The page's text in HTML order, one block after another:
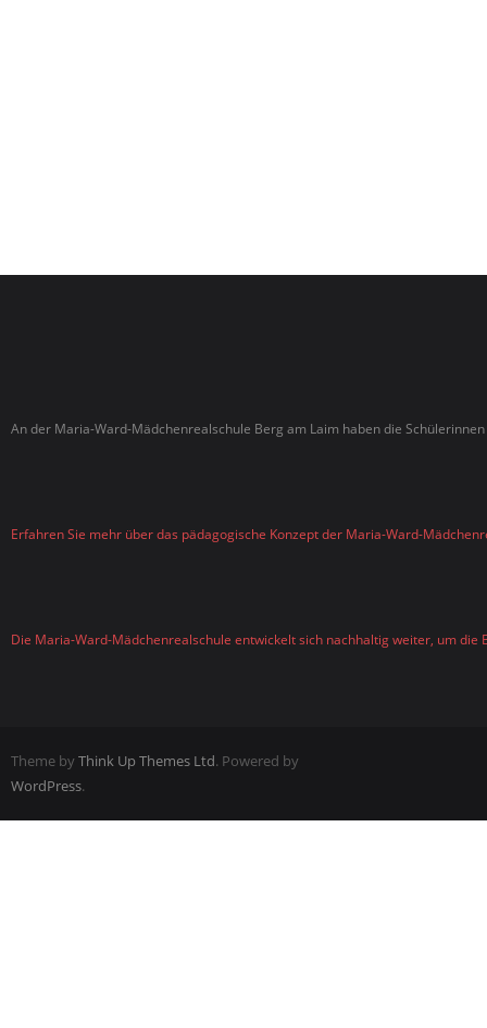
An der Maria-Ward-Mädchenrealschule Berg am Laim haben die
Erfahren Sie mehr über das pädagogische Konzept der Maria-Ward-
Die Maria-Ward-Mädchenrealschule entwickelt sich nachhaltig weiter, um die
Theme by Think Up Themes Ltd. Powered by
WordPress.